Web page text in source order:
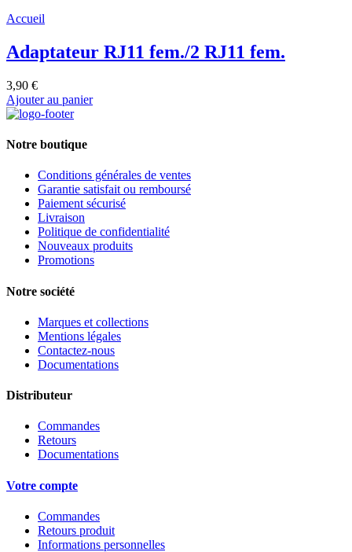
Accueil
Adaptateur RJ11 fem./2 RJ11 fem.
3,90 €
Ajouter au panier
Notre boutique
Conditions générales de ventes
Garantie satisfait ou remboursé
Paiement sécurisé
Livraison
Politique de confidentialité
Nouveaux produits
Promotions
Notre société
Marques et collections
Mentions légales
Contactez-nous
Documentations
Distributeur
Commandes
Retours
Documentations
Votre compte
Commandes
Retours produit
Informations personnelles